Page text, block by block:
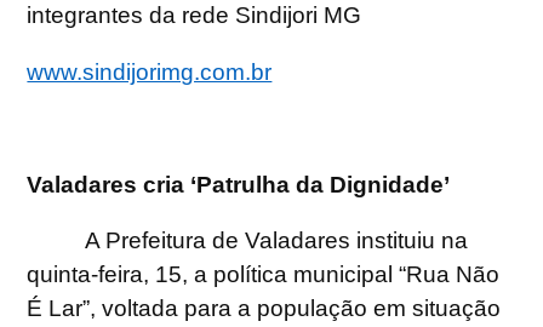
integrantes da rede Sindijori MG
www.sindijorimg.com.br
Valadares cria ‘Patrulha da Dignidade’
A Prefeitura de Valadares instituiu na
quinta-feira, 15, a política municipal “Rua Não
É Lar”, voltada para a população em situação